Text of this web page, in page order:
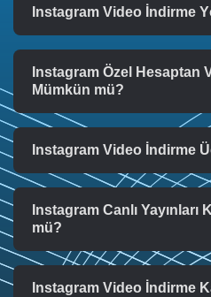
Instagram Video İndirme
Instagram Özel Hesaptan
Mümkün mü?
Instagram Video İndirme
Instagram Canlı
mü?
Instagram Video İndirme